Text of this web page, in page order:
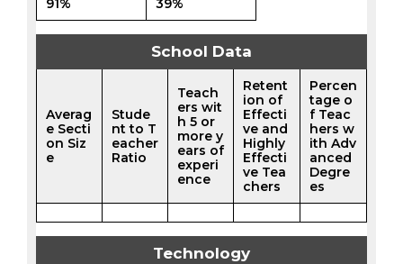
91% 39%
School Data
Averag
e Secti
on Siz
e
Stude
nt to T
eacher
Ratio
Teach
ers wit
h 5 or
more y
ears of
experi
ence
Retent
ion of
Effecti
ve and
Highly
Effecti
ve Tea
chers
Percen
tage o
f Teac
hers w
ith Adv
anced
Degre
es
Technology